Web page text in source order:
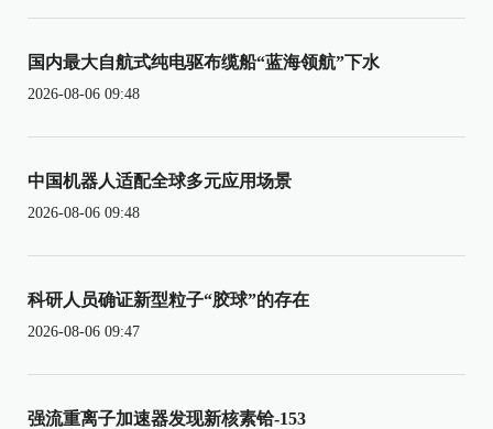
国内最大自航式纯电驱布缆船“蓝海领航”下水
2026-08-06 09:48
中国机器人适配全球多元应用场景
2026-08-06 09:48
科研人员确证新型粒子“胶球”的存在
2026-08-06 09:47
强流重离子加速器发现新核素铪-153